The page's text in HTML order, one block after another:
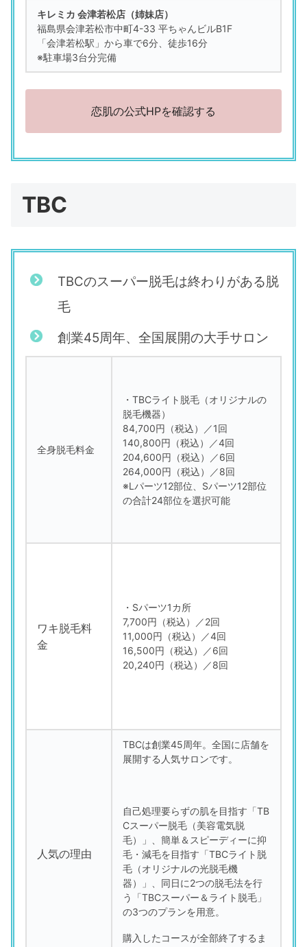
キレミカ 会津若松店（姉妹店）
福島県会津若松市中町4-33 平ちゃんビルB1F
「会津若松駅」から車で6分、徒歩16分
※駐車場3台分完備
恋肌の公式HPを確認する
TBC
TBCのスーパー脱毛は終わりがある脱
毛
創業45周年、全国展開の大手サロン
全身脱毛料金
・TBCライト脱毛（オリジナルの
脱毛機器）
84,700円（税込）／1回
140,800円（税込）／4回
204,600円（税込）／6回
264,000円（税込）／8回
※Lパーツ12部位、Sパーツ12部位
の合計24部位を選択可能
ワキ脱毛料
金
・Sパーツ1カ所
7,700円（税込）／2回
11,000円（税込）／4回
16,500円（税込）／6回
20,240円（税込）／8回
人気の理由
TBCは創業45周年。全国に店舗を
展開する人気サロンです。
自己処理要らずの肌を目指す「TB
Cスーパー脱毛（美容電気脱
毛）」、簡単＆スピーディーに抑
毛・減毛を目指す「TBCライト脱
毛（オリジナルの光脱毛機
器）」、同日に2つの脱毛法を行
う「TBCスーパー＆ライト脱毛」
の3つのプランを用意。
購入したコースが全部終了するま